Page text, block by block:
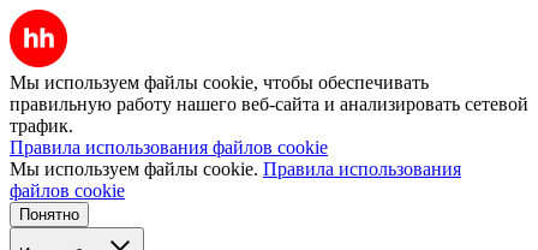
Мы используем файлы cookie, чтобы обеспечивать
правильную работу нашего веб-сайта и анализировать сетевой
трафик.
Правила использования файлов cookie
Мы используем файлы cookie. Правила использования
файлов cookie
Понятно